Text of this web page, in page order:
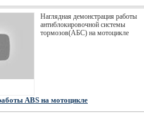
Наглядная демонстрация работы
антиблокировочной системы
тормозов(АБС) на мотоцикле
ABS на мотоцикле